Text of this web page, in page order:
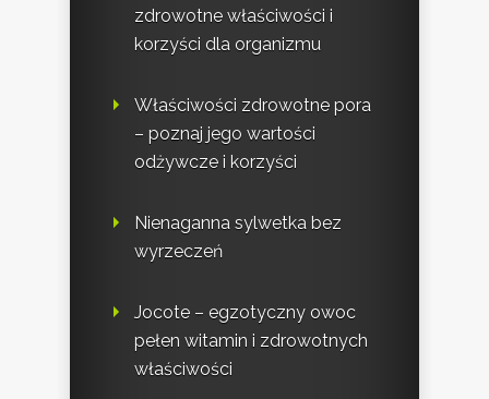
zdrowotne właściwości i
korzyści dla organizmu
Właściwości zdrowotne pora
– poznaj jego wartości
odżywcze i korzyści
Nienaganna sylwetka bez
wyrzeczeń
Jocote – egzotyczny owoc
pełen witamin i zdrowotnych
właściwości